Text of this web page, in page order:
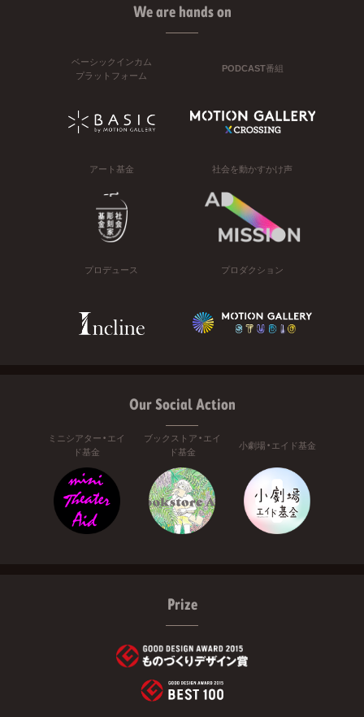
We are hands on
ベーシックインカム
プラットフォーム
PODCAST番組
アート基金 社会を動かすかけ声
プロデュース プロダクション
Our Social Action
ミニシアター・エイ
ド基金
ブックストア・エイ
ド基金
小劇場・エイド基金
Prize